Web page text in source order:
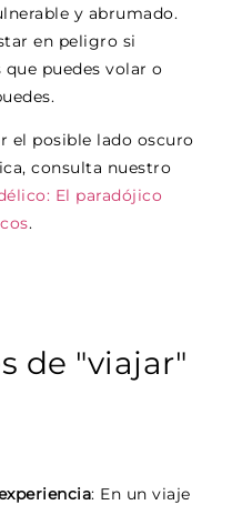
y abrumado.
en peligro si
puedes volar o
el posible lado oscuro
consulta nuestro
El paradójico
.
de "viajar"
: En un viaje